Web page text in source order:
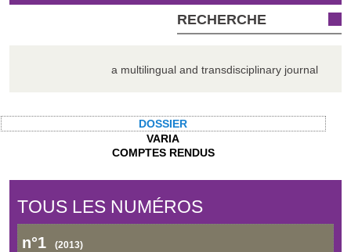
a multilingual and transdisciplinary journal
DOSSIER
VARIA
COMPTES RENDUS
TOUS LES NUMÉROS
n°1 (2013)